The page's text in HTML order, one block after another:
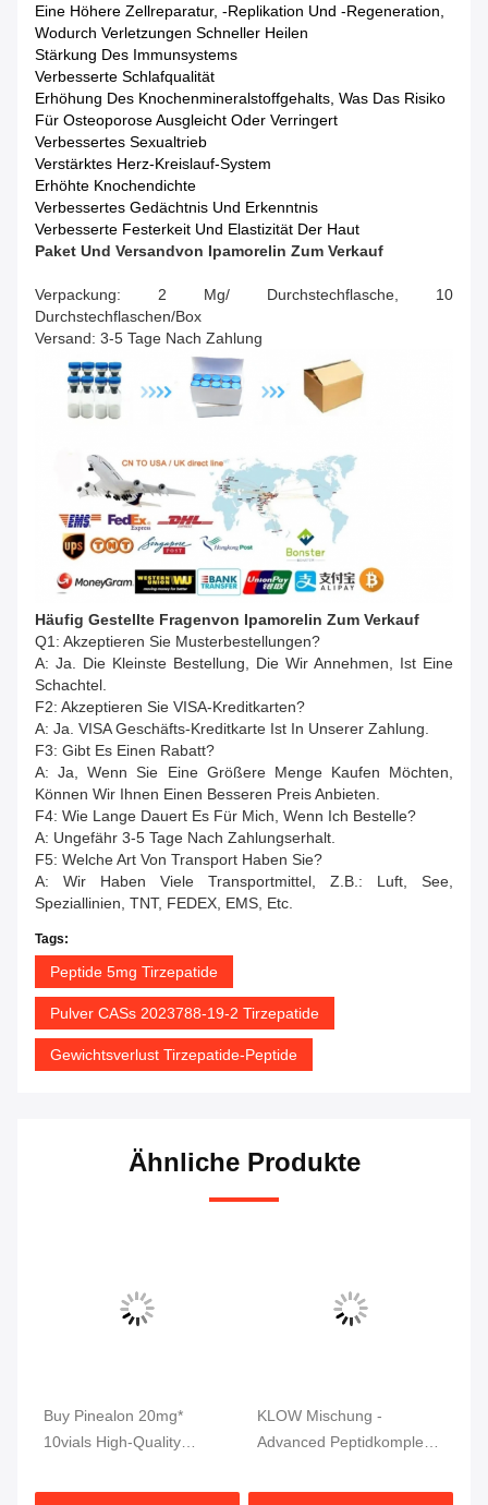
Eine Höhere Zellreparatur, -replikation Und -regeneration,
Wodurch Verletzungen Schneller Heilen
Stärkung Des Immunsystems
Verbesserte Schlafqualität
Erhöhung Des Knochenmineralstoffgehalts, Was Das Risiko
Für Osteoporose Ausgleicht Oder Verringert
Verbessertes Sexualtrieb
Verstärktes Herz-Kreislauf-System
Erhöhte Knochendichte
Verbessertes Gedächtnis Und Erkenntnis
Verbesserte Festerkeit Und Elastizität Der Haut
Paket Und VersandVon Ipamorelin Zum Verkauf
Verpackung: 2 Mg/ Durchstechflasche, 10
Durchstechflaschen/Box
Versand: 3-5 Tage Nach Zahlung
Häufig Gestellte FragenVon Ipamorelin Zum Verkauf
Q1: Akzeptieren Sie Musterbestellungen?
A: Ja. Die Kleinste Bestellung, Die Wir Annehmen, Ist Eine
Schachtel.
F2: Akzeptieren Sie VISA-Kreditkarten?
A: Ja. VISA Geschäfts-Kreditkarte Ist In Unserer Zahlung.
F3: Gibt Es Einen Rabatt?
A: Ja, Wenn Sie Eine Größere Menge Kaufen Möchten,
Können Wir Ihnen Einen Besseren Preis Anbieten.
F4: Wie Lange Dauert Es Für Mich, Wenn Ich Bestelle?
A: Ungefähr 3-5 Tage Nach Zahlungserhalt.
F5: Welche Art Von Transport Haben Sie?
A: Wir Haben Viele Transportmittel, Z.B.: Luft, See,
Speziallinien, TNT, FEDEX, EMS, Etc.
Tags:
Peptide 5mg Tirzepatide
Pulver CASs 2023788-19-2 Tirzepatide
Gewichtsverlust Tirzepatide-Peptide
Ähnliche Produkte
Buy Pinealon 20mg*
10vials High-Quality
KLOW Mischung -
Advanced Peptidkomplex
500 | KPV) 80 mg